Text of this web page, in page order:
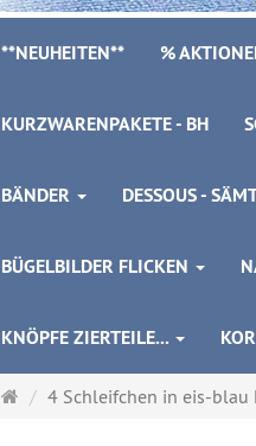
**NEUHEITEN** %
KURZWARENPAKETE - BH
BÄNDER DESSOUS -
BÜGELBILDER FLICKEN
KNÖPFE ZIERTEILE...
Startseite
4 Schleifchen in eis-blau